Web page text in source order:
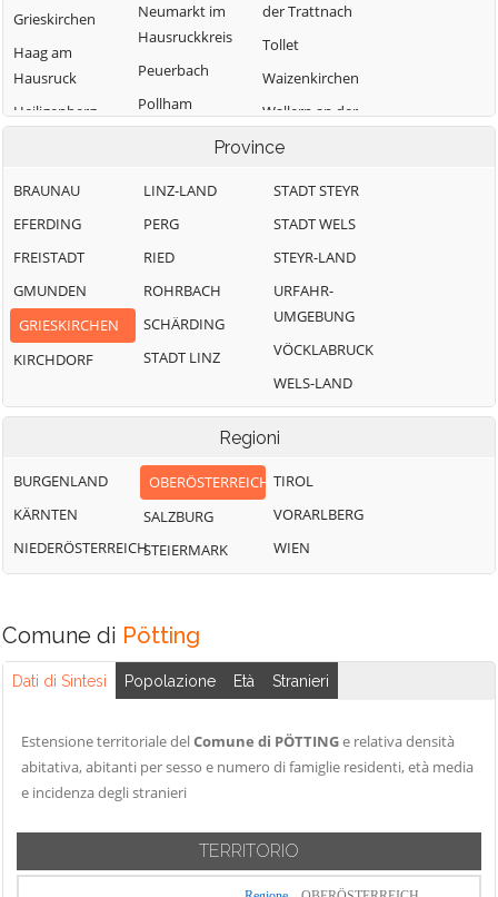
Grieskirchen
Haag am
Hausruck
Heiligenberg
Neumarkt im
Hausruckkreis
Peuerbach
Pollham
der Trattnach
Tollet
Waizenkirchen
Wallern an der
Province
BRAUNAU
EFERDING
FREISTADT
GMUNDEN
GRIESKIRCHEN
KIRCHDORF
LINZ-LAND
PERG
RIED
ROHRBACH
SCHÄRDING
STADT LINZ
STADT STEYR
STADT WELS
STEYR-LAND
URFAHR-
UMGEBUNG
VÖCKLABRUCK
WELS-LAND
Regioni
BURGENLAND
KÄRNTEN
NIEDERÖSTERREICH
OBERÖSTERREICH
SALZBURG
STEIERMARK
TIROL
VORARLBERG
WIEN
Comune di Pötting
Dati di Sintesi Popolazione Età Stranieri
Estensione territoriale delComune di PÖTTINGe relativa densità
abitativa, abitanti per sesso e numero di famiglie residenti, età media
e incidenza degli stranieri
TERRITORIO